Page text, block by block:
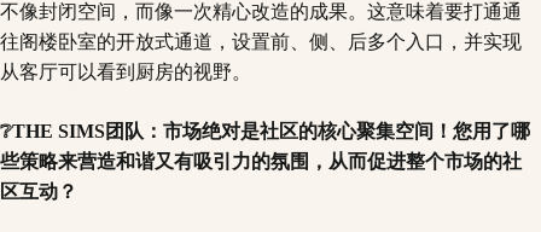
不像封闭空间，而像一次精心改造的成果。这意味着要打通通
往阁楼卧室的开放式通道，设置前、侧、后多个入口，并实现
从客厅可以看到厨房的视野。
❔THE SIMS团队：市场绝对是社区的核心聚集空间！您用了哪
些策略来营造和谐又有吸引力的氛围，从而促进整个市场的社
区互动？